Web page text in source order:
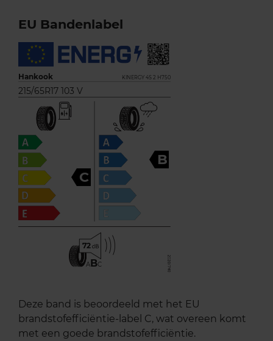
EU Bandenlabel
Hankook KINERGY 4S 2 H750
215/65R17 103 V
C
B
72
ABC
Deze band is beoordeeld met het EU
brandstofefficiëntie-label C, wat overeen komt
met een goede brandstofefficiëntie.